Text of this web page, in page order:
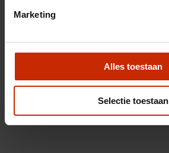
Marketing
Alles toestaan
Selectie toestaan